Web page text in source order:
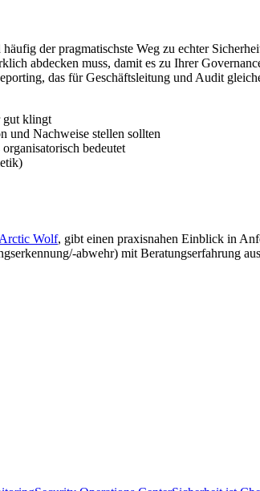
der pragmatischste Weg zu echter
abdecken muss, damit es zu Ihrer
das für Geschäftsleitung und Audit
gut klingt
und Nachweise stellen sollten
bedeutet
Wolf, gibt einen praxisnahen Einblick in
abwehr) mit Beratungserfahrung